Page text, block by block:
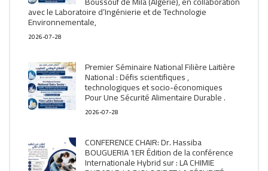
avec le Laboratoire d’Ingénierie et de Technologie
Environnementale,
2026-07-28
Premier Séminaire National Filière Laitière
National : Défis scientifiques ,
technologiques et socio-économiques
Pour Une Sécurité Alimentaire Durable .
2026-07-28
CONFERENCE CHAIR: Dr. Hassiba
BOUGUERIA 1ER Édition de la conférence
Internationale Hybrid sur : LA CHIMIE